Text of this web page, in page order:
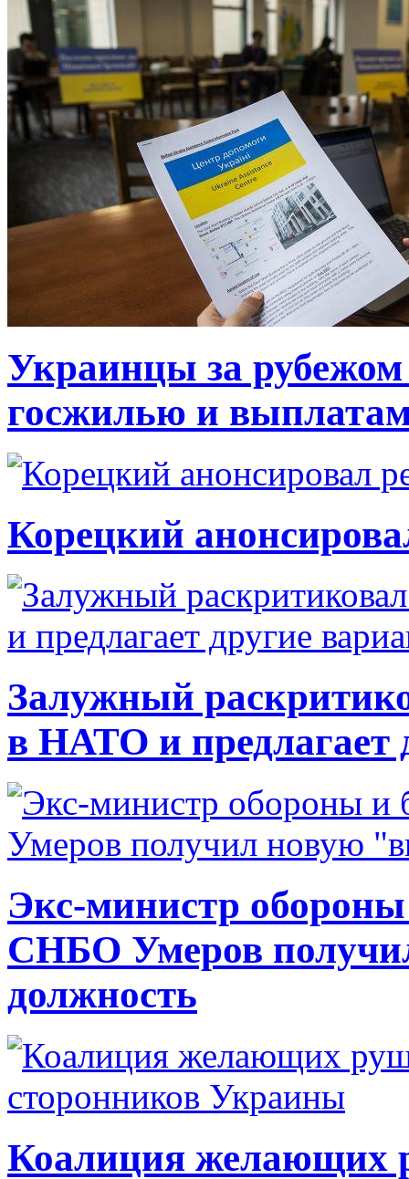
Украинцы за рубежом
госжилью и
Корецкий
Залужный
в НАТО и предлагает
Экс-министр
СНБО Умеров
должность
Коалиция желающих